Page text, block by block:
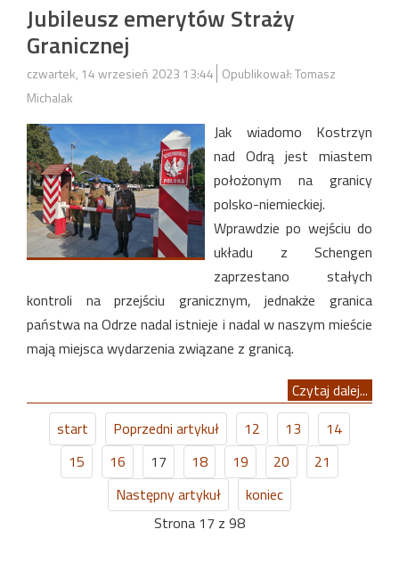
Jubileusz emerytów Straży
Granicznej
czwartek, 14 wrzesień 2023 13:44 Opublikował: Tomasz
Michalak
Jak wiadomo Kostrzyn
nad Odrą jest miastem
położonym na granicy
polsko-niemieckiej.
Wprawdzie po wejściu do
układu z Schengen
zaprzestano stałych
kontroli na przejściu granicznym, jednakże granica
państwa na Odrze nadal istnieje i nadal w naszym mieście
mają miejsca wydarzenia związane z granicą.
Czytaj dalej...
start
Poprzedni artykuł 12 13
14
15
16 17 18 19 20
21
Następny artykuł
koniec
Strona 17 z 98